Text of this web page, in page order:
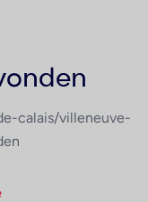
calais/villeneuve-